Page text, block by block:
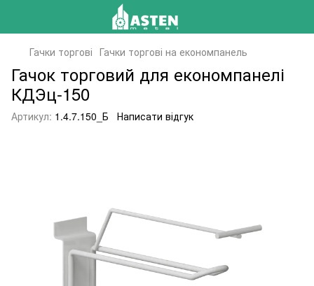
Гачки торгові Гачки торгові на економпанель
Гачок торговий для економпанелі
КДЭц-150
Артикул: 1.4.7.150_Б Написати відгук